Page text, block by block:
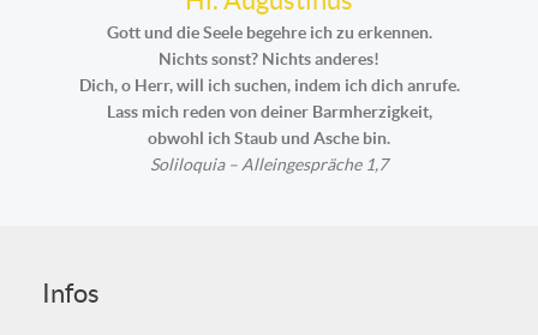
Gott und die Seele begehre ich zu erkennen.
Nichts sonst? Nichts anderes!
Dich, o Herr, will ich suchen, indem ich dich anrufe.
Lass mich reden von deiner Barmherzigkeit,
obwohl ich Staub und Asche bin.
Soliloquia – Alleingespräche 1,7
Infos